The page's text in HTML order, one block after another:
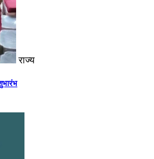
राज्य